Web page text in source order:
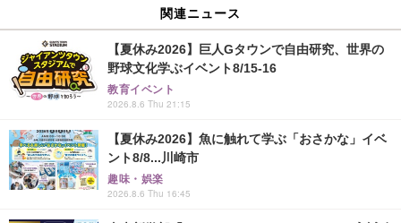
関連ニュース
【夏休み2026】巨人Gタウンで自由研究、世界の
野球文化学ぶイベント8/15-16
教育イベント
2026.8.6 Thu 21:15
【夏休み2026】魚に触れて学ぶ「おさかな」イベ
ント8/8...川崎市
趣味・娯楽
2026.8.6 Thu 16:45